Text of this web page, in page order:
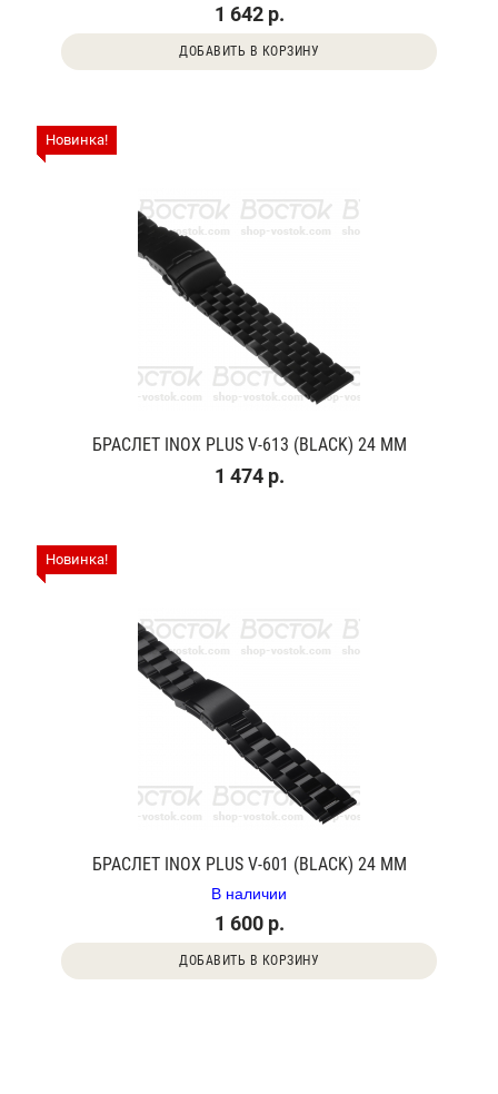
1 642 р.
ДОБАВИТЬ В КОРЗИНУ
Новинка!
БРАСЛЕТ INOX PLUS V-613 (BLACK) 24 ММ
1 474 р.
Новинка!
БРАСЛЕТ INOX PLUS V-601 (BLACK) 24 ММ
В наличии
1 600 р.
ДОБАВИТЬ В КОРЗИНУ